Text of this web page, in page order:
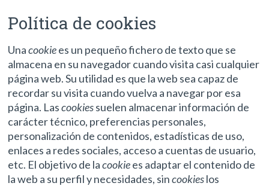
Política de cookies
Unacookiees un pequeño fichero de texto que se
almacena en su navegador cuando visita casi cualquier
página web. Su utilidad es que la web sea capaz de
recordar su visita cuando vuelva a navegar por esa
página. Lascookiessuelen almacenar información de
carácter técnico, preferencias personales,
personalización de contenidos, estadísticas de uso,
enlaces a redes sociales, acceso a cuentas de usuario,
etc. El objetivo de lacookiees adaptar el contenido de
la web a su perfil y necesidades, sincookieslos